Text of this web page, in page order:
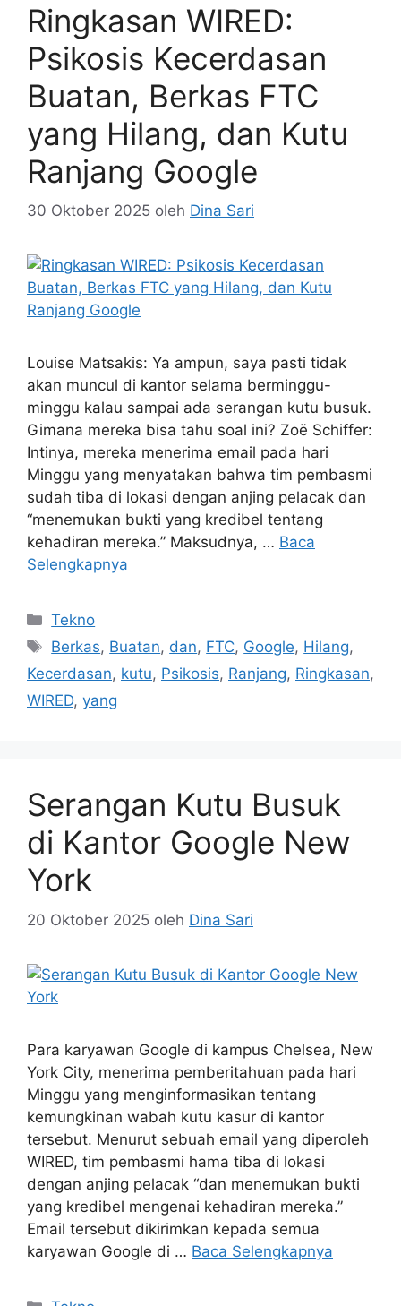
Ringkasan WIRED:
Psikosis Kecerdasan
Buatan, Berkas FTC
yang Hilang, dan Kutu
Ranjang Google
30 Oktober 2025 oleh Dina Sari
Louise Matsakis: Ya ampun, saya pasti tidak
akan muncul di kantor selama berminggu-
minggu kalau sampai ada serangan kutu busuk.
Gimana mereka bisa tahu soal ini? Zoë Schiffer:
Intinya, mereka menerima email pada hari
Minggu yang menyatakan bahwa tim pembasmi
sudah tiba di lokasi dengan anjing pelacak dan
“menemukan bukti yang kredibel tentang
kehadiran mereka.” Maksudnya, … Baca
Selengkapnya
Kategori
Tekno
Tag
Berkas, Buatan, dan, FTC, Google, Hilang,
Kecerdasan, kutu, Psikosis, Ranjang, Ringkasan,
WIRED, yang
Serangan Kutu Busuk
di Kantor Google New
York
20 Oktober 2025 oleh Dina Sari
Para karyawan Google di kampus Chelsea, New
York City, menerima pemberitahuan pada hari
Minggu yang menginformasikan tentang
kemungkinan wabah kutu kasur di kantor
tersebut. Menurut sebuah email yang diperoleh
WIRED, tim pembasmi hama tiba di lokasi
dengan anjing pelacak “dan menemukan bukti
yang kredibel mengenai kehadiran mereka.”
Email tersebut dikirimkan kepada semua
karyawan Google di … Baca Selengkapnya